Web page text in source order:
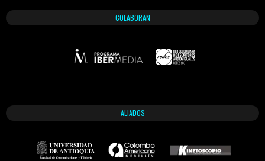
COLABORAN
ALIADOS